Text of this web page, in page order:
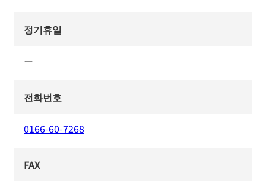
정기휴일
ー
전화번호
0166-60-7268
FAX